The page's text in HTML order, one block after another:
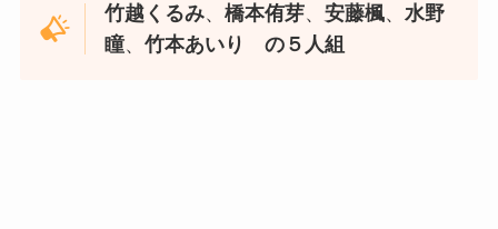
竹越くるみ、橋本侑芽、安藤楓、水野
瞳、竹本あいり の５人組